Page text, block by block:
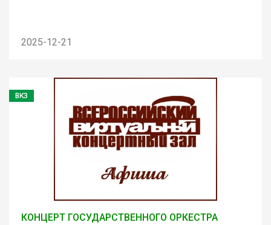
2025-12-21
ВКЗ
КОНЦЕРТ ГОСУДАРСТВЕННОГО ОРКЕСТРА